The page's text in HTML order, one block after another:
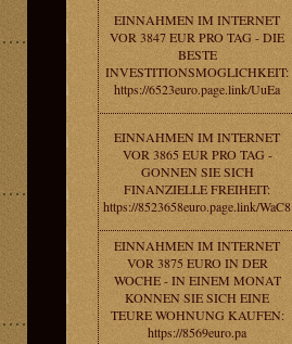
EINNAHMEN IM INTERNET
VOR 3847 EUR PRO TAG - DIE
BESTE
INVESTITIONSMOGLICHKEIT:
https://6523euro.page.link/UuEa
EINNAHMEN IM INTERNET
VOR 3865 EUR PRO TAG -
GONNEN SIE SICH
FINANZIELLE FREIHEIT:
https://8523658euro.page.link/WaC8
EINNAHMEN IM INTERNET
VOR 3875 EURO IN DER
WOCHE - IN EINEM MONAT
KONNEN SIE SICH EINE
TEURE WOHNUNG KAUFEN:
https://8569euro.pa